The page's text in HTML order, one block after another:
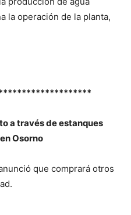
la operación de la planta,
a través de estanques
Osorno
que comprará otros